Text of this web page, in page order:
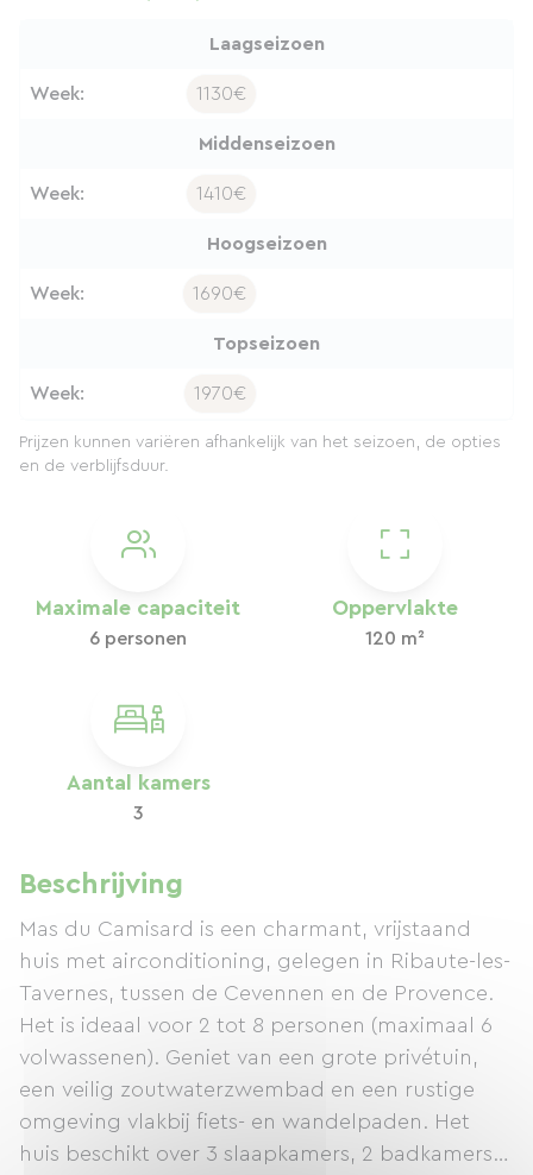
Maximale capaciteit
6 personen
Oppervlakte
120 m²
Aantal kamers
3
Beschrijving
Mas du Camisard is een charmant, vrijstaand
huis met airconditioning, gelegen in Ribaute-les-
Tavernes, tussen de Cevennen en de Provence.
Het is ideaal voor 2 tot 8 personen (maximaal 6
volwassenen). Geniet van een grote privétuin,
een veilig zoutwaterzwembad en een rustige
omgeving vlakbij fiets- en wandelpaden. Het
huis beschikt over 3 slaapkamers, 2 badkamers,
Laagseizoen
Week: 1130€
Middenseizoen
Week: 1410€
Hoogseizoen
Week: 1690€
Topseizoen
Week: 1970€
Prijzen kunnen variëren afhankelijk van het seizoen, de opties
en de verblijfsduur.